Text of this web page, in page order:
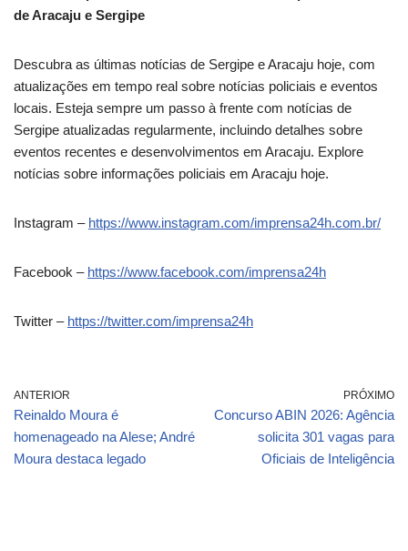
de Aracaju e Sergipe
Descubra as últimas notícias de Sergipe e Aracaju hoje, com
atualizações em tempo real sobre notícias policiais e eventos
locais. Esteja sempre um passo à frente com notícias de
Sergipe atualizadas regularmente, incluindo detalhes sobre
eventos recentes e desenvolvimentos em Aracaju. Explore
notícias sobre informações policiais em Aracaju hoje.
Instagram – https://www.instagram.com/imprensa24h.com.br/
Facebook – https://www.facebook.com/imprensa24h
Twitter – https://twitter.com/imprensa24h
ANTERIOR
Reinaldo Moura é
homenageado na Alese; André
Moura destaca legado
PRÓXIMO
Concurso ABIN 2026: Agência
solicita 301 vagas para
Oficiais de Inteligência